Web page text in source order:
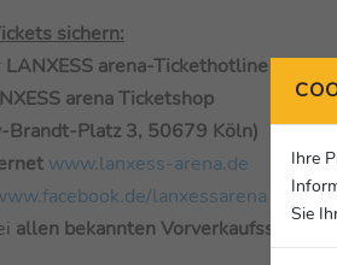
sichern:
LANXESS arena-Tickethotline
arena Ticketshop
Brandt-Platz 3, 50679 Köln)
www.lanxess-arena.de
lanxessarena
allen bekannten Vorverkaufsstellen
Ihre
Sie